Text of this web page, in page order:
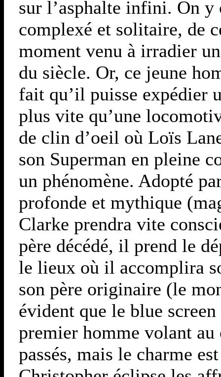
sur l’asphalte infini. On y
complexé et solitaire, de
moment venu à irradier
du siècle. Or, ce jeune
fait qu’il puisse expédier
plus vite qu’une
de clin d’oeil où Loïs
son Superman en pleine
un phénomène. Adopté
profonde et mythique
Clarke prendra vite
père décédé, il prend le
le lieux où il accomplira
son père originaire (le
évident que le blue
premier homme volant au
passés, mais le charme